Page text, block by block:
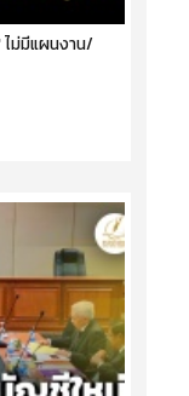
ม่มีแผนงาน/